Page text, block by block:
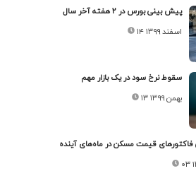
پیش بینی بورس در ۲ هفته آخر سال
۱۴ اسفند ۱۳۹۹
سقوط نرخ سود در یک بازار مهم
۱۳ بهمن ۱۳۹۹
فاکتورهای قیمت مسکن در ماه‌های آینده